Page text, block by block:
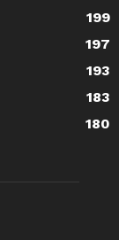
199
197
193
183
180